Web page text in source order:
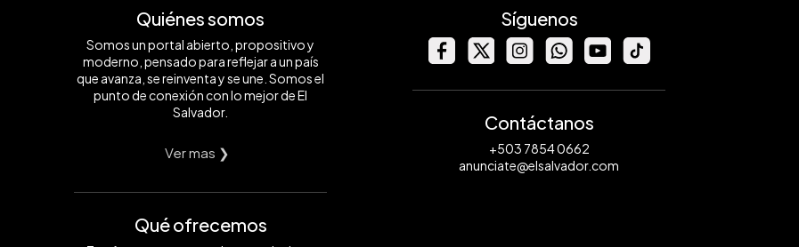
Quiénes somos
Somos un portal abierto, propositivo y
moderno, pensado para reflejar a un país
que avanza, se reinventa y se une. Somos el
punto de conexión con lo mejor de El
Salvador.
Ver mas ❯
Qué ofrecemos
Síguenos
Contáctanos
+503 7854 0662
anunciate@elsalvador.com